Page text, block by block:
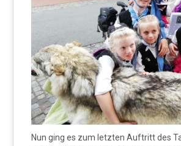
Nun ging es zum letzten Auftritt des